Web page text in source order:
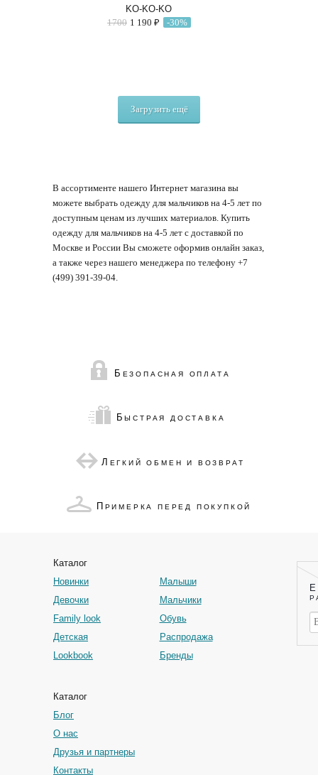
KO-KO-KO
1700 1 190 ₽ -30%
Загрузить ещё
В ассортименте нашего Интернет магазина вы
можете выбрать одежду для мальчиков на 4-5 лет по
доступным ценам из лучших материалов. Купить
одежду для мальчиков на 4-5 лет с доставкой по
Москве и России Вы сможете оформив онлайн заказ,
а также через нашего менеджера по телефону +7
(499) 391-39-04.
Б ЕЗОПАСНАЯ ОПЛАТА
БЫСТРАЯ ДОСТАВКА
Л ЕГКИЙ ОБМЕН И ВОЗВРАТ
П РИМЕРКА ПЕРЕД ПОКУПКОЙ
Е
Каталог
Новинки
Малыши
Девочки
Мальчики
Family look
Обувь
Детская
Распродажа
Lookbook
Бренды
Каталог
Блог
О нас
Друзья и партнеры
Контакты